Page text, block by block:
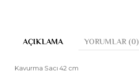
AÇIKLAMA YORUMLAR (0)
Kavurma Sacı 42 cm